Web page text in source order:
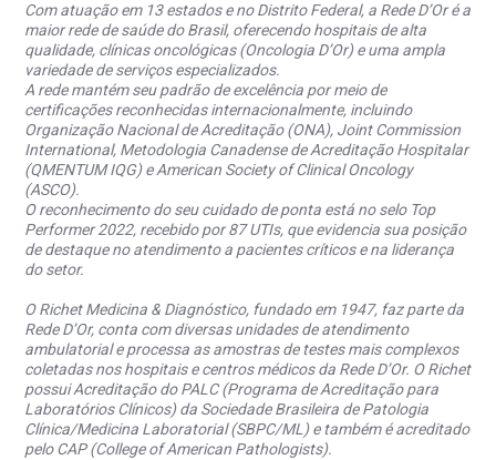
Com atuação em 13 estados e no Distrito Federal, a Rede D’Or é a
maior rede de saúde do Brasil, oferecendo hospitais de alta
qualidade, clínicas oncológicas (Oncologia D’Or) e uma ampla
variedade de serviços especializados.
A rede mantém seu padrão de excelência por meio de
certificações reconhecidas internacionalmente, incluindo
Organização Nacional de Acreditação (ONA), Joint Commission
International, Metodologia Canadense de Acreditação Hospitalar
(QMENTUM IQG) e American Society of Clinical Oncology
(ASCO).
O reconhecimento do seu cuidado de ponta está no selo Top
Performer 2022, recebido por 87 UTIs, que evidencia sua posição
de destaque no atendimento a pacientes críticos e na liderança
do setor.
O Richet Medicina & Diagnóstico, fundado em 1947, faz parte da
Rede D’Or, conta com diversas unidades de atendimento
ambulatorial e processa as amostras de testes mais complexos
coletadas nos hospitais e centros médicos da Rede D’Or. O Richet
possui Acreditação do PALC (Programa de Acreditação para
Laboratórios Clínicos) da Sociedade Brasileira de Patologia
Clínica/Medicina Laboratorial (SBPC/ML) e também é acreditado
pelo CAP (College of American Pathologists).